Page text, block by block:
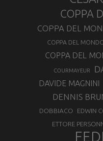
COPPA
COPPA DEL
COPPA DEL
COPPA DEL
COURMAYEUR
DAVIDE MAGNINI
DENNIS
DOBBIACO EDWIN
ETTORE